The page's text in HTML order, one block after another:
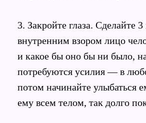
3. Закройте глаза. Сделайте
внутренним взором лицо
и какое бы оно бы ни было,
потребуются усилия — в
потом начинайте улыбаться
ему всем телом, так долго